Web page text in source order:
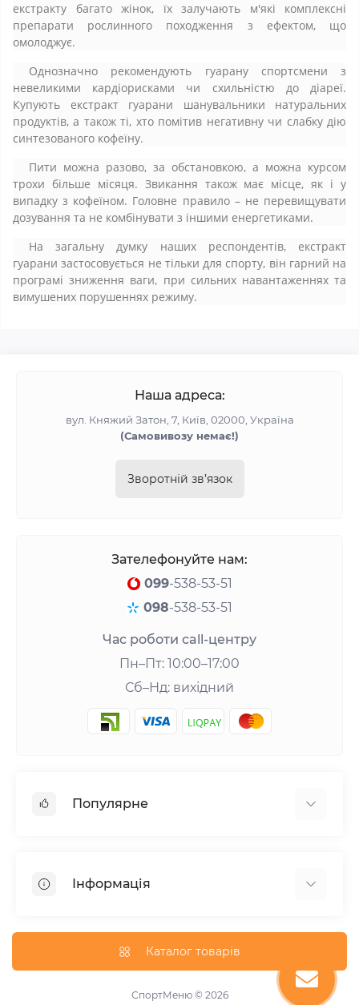
екстракту багато жінок, їх залучають м'які комплексні
препарати рослинного походження з ефектом, що
омолоджує.
Однозначно рекомендують гуарану спортсмени з
невеликими кардіорисками чи схильністю до діареї.
Купують екстракт гуарани шанувальники натуральних
продуктів, а також ті, хто помітив негативну чи слабку дію
синтезованого кофеїну.
Пити можна разово, за обстановкою, а можна курсом
трохи більше місяця. Звикання також має місце, як і у
випадку з кофеїном. Головне правило – не перевищувати
дозування та не комбінувати з іншими енергетиками.
На загальну думку наших респондентів, екстракт
гуарани застосовується не тільки для спорту, він гарний на
програмі зниження ваги, при сильних навантаженнях та
вимушених порушеннях режиму.
Наша адреса:
вул. Княжий Затон, 7, Київ, 02000, Україна
(Самовивозу немає!)
Зворотній зв’язок
Зателефонуйте нам:
099-538-53-51
098-538-53-51
Час роботи call-центру
Пн–Пт: 10:00–17:00
Сб–Нд: вихідний
Популярне
Гейнери
Вітаміни та мінерали
Добавки для схуднення
Інформація
Доставка та оплата
Публічна оферта
Каталог товарів
СпортМеню © 2026